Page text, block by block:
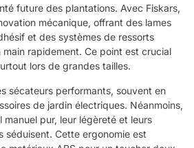
future des plantations. Avec Fiskars,
mécanique, offrant des lames
et des systèmes de ressorts
rapidement. Ce point est crucial
lors de grandes tailles.
sécateurs performants, souvent en
de jardin électriques. Néanmoins,
pur, leur légèreté et leurs
séduisent. Cette ergonomie est